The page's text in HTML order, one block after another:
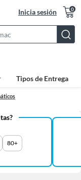
Inicia sesión 0
Bar
Tipos de Entrega
80+